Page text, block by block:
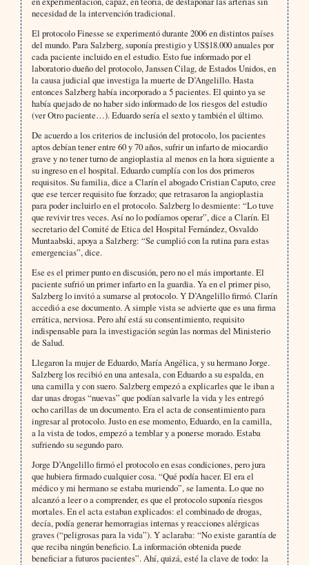
necesidad de la intervención tradicional.
El protocolo Finesse se experimentó durante 2006 en distintos países
del mundo. Para Salzberg, suponía prestigio y US$18.000 anuales por
cada paciente incluido en el estudio. Esto fue informado por el
laboratorio dueño del protocolo, Janssen Cilag, de Estados Unidos, en
la causa judicial que investiga la muerte de D’Angelillo. Hasta
entonces Salzberg había incorporado a 5 pacientes. El quinto ya se
había quejado de no haber sido informado de los riesgos del estudio
(ver Otro paciente…). Eduardo sería el sexto y también el último.
De acuerdo a los criterios de inclusión del protocolo, los pacientes
aptos debían tener entre 60 y 70 años, sufrir un infarto de miocardio
grave y no tener turno de angioplastia al menos en la hora siguiente a
su ingreso en el hospital. Eduardo cumplía con los dos primeros
requisitos. Su familia, dice a Clarín el abogado Cristian Caputo, cree
que ese tercer requisito fue forzado; que retrasaron la angioplastia
para poder incluirlo en el protocolo. Salzberg lo desmiente: “Lo tuve
que revivir tres veces. Así no lo podíamos operar”, dice a Clarín. El
secretario del Comité de Etica del Hospital Fernández, Osvaldo
Muntaabski, apoya a Salzberg: “Se cumplió con la rutina para estas
emergencias”, dice.
Ese es el primer punto en discusión, pero no el más importante. El
paciente sufrió un primer infarto en la guardia. Ya en el primer piso,
Salzberg lo invitó a sumarse al protocolo. Y D’Angelillo firmó. Clarín
accedió a ese documento. A simple vista se advierte que es una firma
errática, nerviosa. Pero ahí está su consentimiento, requisito
indispensable para la investigación según las normas del Ministerio
de Salud.
Llegaron la mujer de Eduardo, María Angélica, y su hermano Jorge.
Salzberg los recibió en una antesala, con Eduardo a su espalda, en
una camilla y con suero. Salzberg empezó a explicarles que le iban a
dar unas drogas “nuevas” que podían salvarle la vida y les entregó
ocho carillas de un documento. Era el acta de consentimiento para
ingresar al protocolo. Justo en ese momento, Eduardo, en la camilla,
a la vista de todos, empezó a temblar y a ponerse morado. Estaba
sufriendo su segundo paro.
Jorge D’Angelillo firmó el protocolo en esas condiciones, pero jura
que hubiera firmado cualquier cosa. “Qué podía hacer. El era el
médico y mi hermano se estaba muriendo”, se lamenta. Lo que no
alcanzó a leer o a comprender, es que el protocolo suponía riesgos
mortales. En el acta estaban explicados: el combinado de drogas,
decía, podía generar hemorragias internas y reacciones alérgicas
graves (“peligrosas para la vida”). Y aclaraba: “No existe garantía de
que reciba ningún beneficio. La información obtenida puede
beneficiar a futuros pacientes”. Ahí, quizá, esté la clave de todo: la